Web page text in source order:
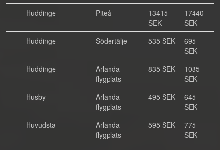
Huddinge
Piteå
13415
SEK
17440
SEK
Huddinge
Södertälje 535 SEK
695
SEK
Huddinge
Arlanda
flygplats
835 SEK
1085
SEK
Husby
Arlanda
flygplats
495 SEK
645
SEK
Huvudsta
Arlanda
flygplats
595 SEK
775
SEK